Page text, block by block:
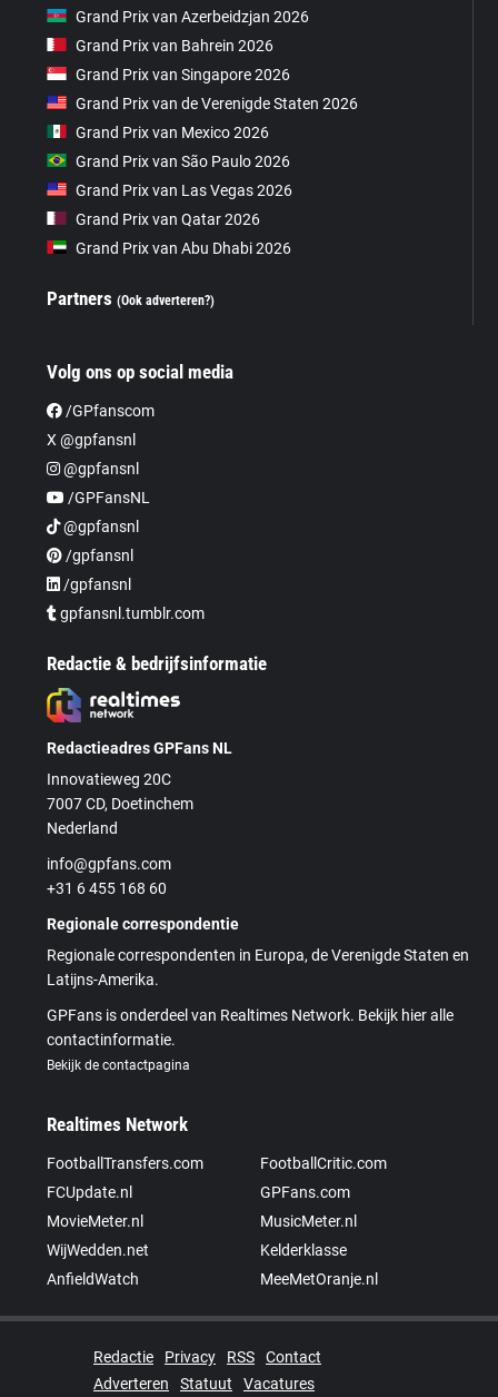
Grand Prix van Azerbeidzjan 2026
Grand Prix van Bahrein 2026
Grand Prix van Singapore 2026
Grand Prix van de Verenigde Staten 2026
Grand Prix van Mexico 2026
Grand Prix van São Paulo 2026
Grand Prix van Las Vegas 2026
Grand Prix van Qatar 2026
Grand Prix van Abu Dhabi 2026
Partners(Ook adverteren?)
Volg ons op social media
/GPfanscom
X @gpfansnl
@gpfansnl
/GPFansNL
@gpfansnl
/gpfansnl
/gpfansnl
gpfansnl.tumblr.com
Redactie & bedrijfsinformatie
Redactieadres GPFans NL
Innovatieweg 20C
7007 CD, Doetinchem
Nederland
info@gpfans.com
+31 6 455 168 60
Regionale correspondentie
Regionale correspondenten in Europa, de Verenigde Staten en
Latijns-Amerika.
GPFans is onderdeel van Realtimes Network. Bekijk hier alle
contactinformatie.
Bekijk de contactpagina
Realtimes Network
FootballTransfers.com
FootballCritic.com
FCUpdate.nl
GPFans.com
MovieMeter.nl
MusicMeter.nl
WijWedden.net
Kelderklasse
AnfieldWatch
MeeMetOranje.nl
Redactie Privacy RSS
Contact
Adverteren
Statuut Vacatures